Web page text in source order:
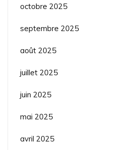
octobre 2025
septembre 2025
août 2025
juillet 2025
juin 2025
mai 2025
avril 2025